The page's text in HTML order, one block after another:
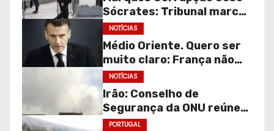
Sócrates: Tribunal marca
audição de gravações
para julgamento
continuar.
NOTÍCIAS
Médio Oriente. Quero ser
muito claro: França não
faz parte desta guerra!
NOTÍCIAS
Irão: Conselho de
Segurança da ONU reúne
de emergência.
PORTUGAL